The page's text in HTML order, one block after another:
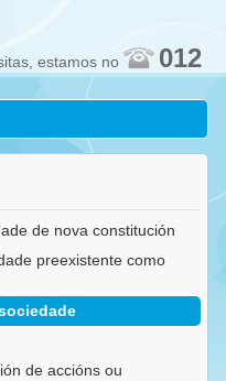
estamos no 012
de nova constitución
preexistente como
de accións ou